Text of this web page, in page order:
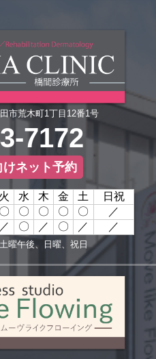
市荒木町1丁目12番1号
7172
ネット予約
火 水 木 金 土
日祝
〇 〇 〇 〇 〇
／
／ 〇 ／ 〇 ／ ／
曜午後、日曜、祝日